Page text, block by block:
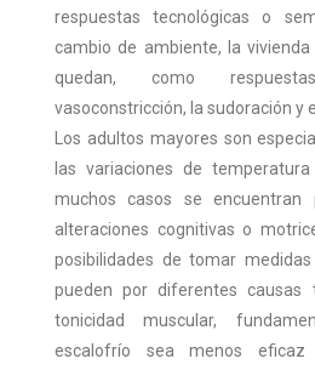
respuestas tecnológicas o
cambio de ambiente, la
quedan, como
vasoconstricción, la sudoración y
Los adultos mayores son
las variaciones de
muchos casos se encuentran
alteraciones cognitivas o
posibilidades de tomar
pueden por diferentes
tonicidad muscular,
escalofrío sea menos eficaz